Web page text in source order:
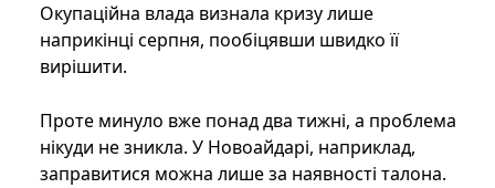
Окупаційна влада визнала кризу лише
наприкінці серпня, пообіцявши швидко її
вирішити.
Проте минуло вже понад два тижні, а проблема
нікуди не зникла. У Новоайдарі, наприклад,
заправитися можна лише за наявності талона.